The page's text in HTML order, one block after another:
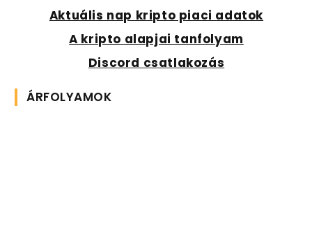
Aktuális nap kripto piaci adatok
A kripto alapjai tanfolyam
Discord csatlakozás
ÁRFOLYAMOK